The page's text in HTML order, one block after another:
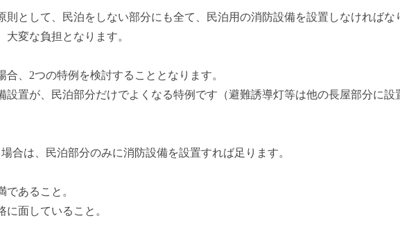
則として、民泊をしない部分にも全て、民泊用の消防設備を設置しなければな
変な負担となります。
、2つの特例を検討することとなります。
置が、民泊部分だけでよくなる特例です（避難誘導灯等は他の長屋部分に設
合は、民泊部分のみに消防設備を設置すれば足ります。
あること。
面していること。